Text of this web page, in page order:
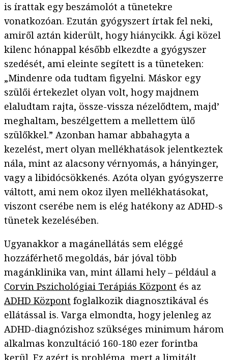
is írattak egy beszámolót a tünetekre
vonatkozóan. Ezután gyógyszert írtak fel neki,
amiről aztán kiderült, hogy hiánycikk. Ági közel
kilenc hónappal később elkezdte a gyógyszer
szedését, ami eleinte segített is a tüneteken:
„Mindenre oda tudtam figyelni. Máskor egy
szülői értekezlet olyan volt, hogy majdnem
elaludtam rajta, össze-vissza nézelődtem, majd’
meghaltam, beszélgettem a mellettem ülő
szülőkkel.” Azonban hamar abbahagyta a
kezelést, mert olyan mellékhatások jelentkeztek
nála, mint az alacsony vérnyomás, a hányinger,
vagy a libidócsökkenés. Azóta olyan gyógyszerre
váltott, ami nem okoz ilyen mellékhatásokat,
viszont cserébe nem is elég hatékony az ADHD-s
tünetek kezelésében.
Ugyanakkor a magánellátás sem eléggé
hozzáférhető megoldás, bár jóval több
magánklinika van, mint állami hely – például a
Corvin Pszichológiai Terápiás Központ és az
ADHD Központ foglalkozik diagnosztikával és
ellátással is. Varga elmondta, hogy jelenleg az
ADHD-diagnózishoz szükséges minimum három
alkalmas konzultáció 160-180 ezer forintba
kerül. Ez azért is probléma, mert a limitált